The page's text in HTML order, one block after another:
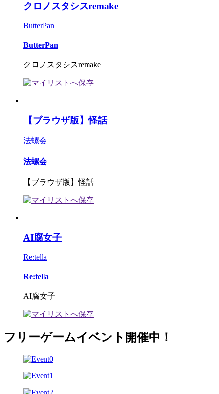
クロノスタシスremake
ButterPan
ButterPan
クロノスタシスremake
【ブラウザ版】怪話
法螺会
法螺会
【ブラウザ版】怪話
AI腐女子
Re:tella
Re:tella
AI腐女子
フリーゲームイベント開催中！